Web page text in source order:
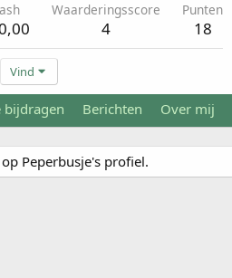
Waarderingsscore
4
Punten
18
Vind
bijdragen Berichten Over mij
Peperbusje's profiel.